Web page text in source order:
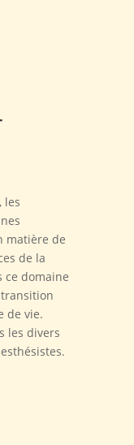
les
matière de
de la
ce domaine
de vie.
les divers